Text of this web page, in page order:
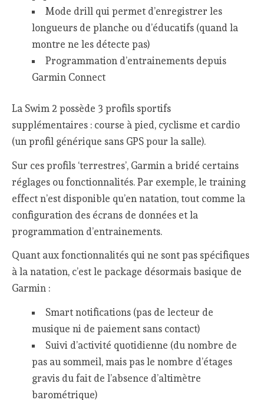
Mode drill qui permet d’enregistrer les
longueurs de planche ou d’éducatifs (quand la
montre ne les détecte pas)
Programmation d’entrainements depuis
Garmin Connect
La Swim 2 possède 3 profils sportifs
supplémentaires : course à pied, cyclisme et cardio
(un profil générique sans GPS pour la salle).
Sur ces profils ‘terrestres’, Garmin a bridé certains
réglages ou fonctionnalités. Par exemple, le training
effect n’est disponible qu’en natation, tout comme la
configuration des écrans de données et la
programmation d’entrainements.
Quant aux fonctionnalités qui ne sont pas spécifiques
à la natation, c’est le package désormais basique de
Garmin :
Smart notifications (pas de lecteur de
musique ni de paiement sans contact)
Suivi d’activité quotidienne (du nombre de
pas au sommeil, mais pas le nombre d’étages
gravis du fait de l’absence d’altimètre
barométrique)